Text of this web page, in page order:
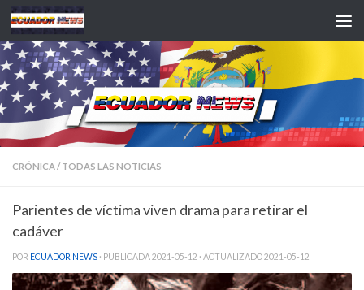
Saltar al contenido
CRÓNICA/ TODAS LAS NOTICIAS
Parientes de víctima viven drama para retirar el
cadáver
POR ECUADOR NEWS · PUBLICADA2021-05-12 · ACTUALIZADO2021-05-12